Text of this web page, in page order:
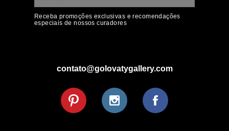
Receba promoções exclusivas e recomendações
especiais de nossos curadores
contato@golovatygallery.com